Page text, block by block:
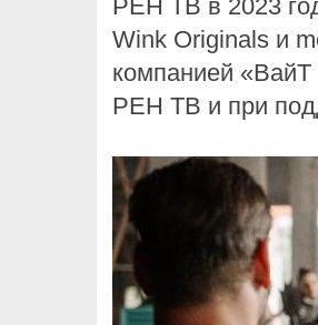
РЕН ТВ в 2023
Wink Originals и
компанией «ВайТ
РЕН ТВ и при